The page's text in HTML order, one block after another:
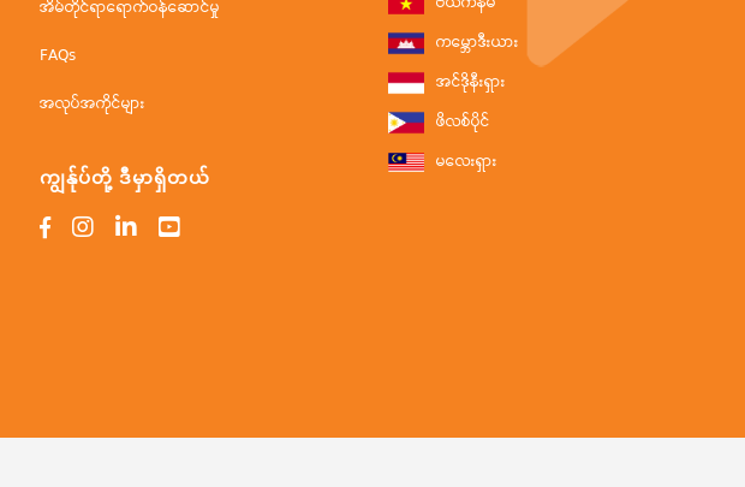
အိမ်တိုင်ရာရောက်ဝန်ဆောင်မှု
FAQs
အလုပ်အကိုင်များ
ကျွန်ုပ်တို့ ဒီမှာရှိတယ်
ကမ္ဘောဒီးယား
အင်ဒိုနီးရှား
ဖိလစ်ပိုင်
မလေးရှား